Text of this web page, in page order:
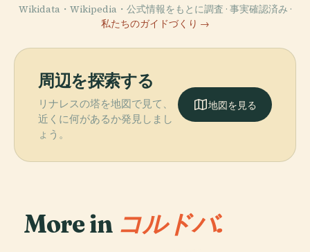
Wikidata・Wikipedia・公式情報をもとに調査 · 事実確認済み ·
私たちのガイドづくり →
周辺を探索する
リナレスの塔を地図で見て、
近くに何があるか発見しまし
ょう。
地図を見る
More in コルドバ.